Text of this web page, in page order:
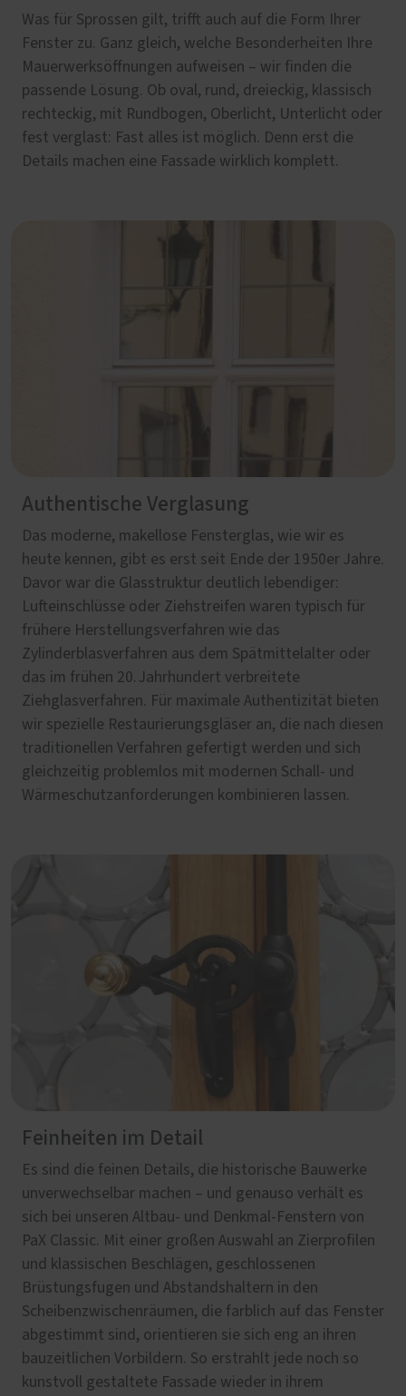
Was für Sprossen gilt, trifft auch auf die Form Ihrer
Fenster zu. Ganz gleich, welche Besonderheiten Ihre
Mauerwerksöffnungen aufweisen – wir finden die
passende Lösung. Ob oval, rund, dreieckig, klassisch
rechteckig, mit Rundbogen, Oberlicht, Unterlicht oder
fest verglast: Fast alles ist möglich. Denn erst die
Details machen eine Fassade wirklich komplett.
Authentische Verglasung
Das moderne, makellose Fensterglas, wie wir es
heute kennen, gibt es erst seit Ende der 1950er Jahre.
Davor war die Glasstruktur deutlich lebendiger:
Lufteinschlüsse oder Ziehstreifen waren typisch für
frühere Herstellungsverfahren wie das
Zylinderblasverfahren aus dem Spätmittelalter oder
das im frühen 20. Jahrhundert verbreitete
Ziehglasverfahren. Für maximale Authentizität bieten
wir spezielle Restaurierungsgläser an, die nach diesen
traditionellen Verfahren gefertigt werden und sich
gleichzeitig problemlos mit modernen Schall- und
Wärmeschutzanforderungen kombinieren lassen.
Feinheiten im Detail
Es sind die feinen Details, die historische Bauwerke
unverwechselbar machen – und genauso verhält es
sich bei unseren Altbau- und Denkmal-Fenstern von
PaX Classic. Mit einer großen Auswahl an Zierprofilen
und klassischen Beschlägen, geschlossenen
Brüstungsfugen und Abstandshaltern in den
Scheibenzwischenräumen, die farblich auf das Fenster
abgestimmt sind, orientieren sie sich eng an ihren
bauzeitlichen Vorbildern. So erstrahlt jede noch so
kunstvoll gestaltete Fassade wieder in ihrem